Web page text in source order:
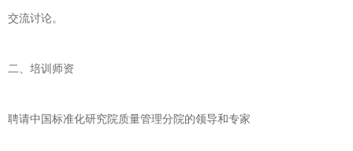
交流讨论。
二、培训师资
聘请中国标准化研究院质量管理分院的领导和专家